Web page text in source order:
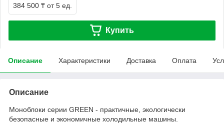
384 500 ₸ от 5 ед.
Купить
Описание Характеристики Доставка Оплата
Описание
Моноблоки серии GREEN - практичные, экологически
безопасные и экономичные холодильные машины.